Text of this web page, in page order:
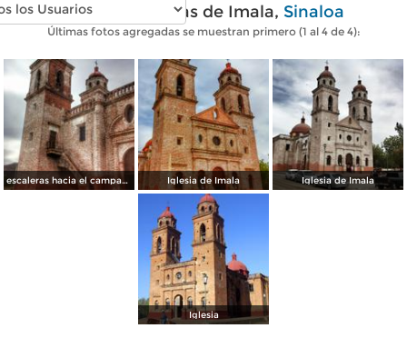
Fotos modernas de Imala, Sinaloa
Últimas fotos agregadas se muestran primero (1 al 4 de 4):
escaleras hacia el campanario. Iglesia de Imala Iglesia de Imala
Iglesia